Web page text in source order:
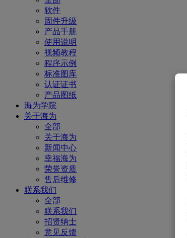
软件
固件升级
产品手册
使用说明
视频教程
程序示例
标准图库
认证证书
产品图纸
海为学院
关于海为
全部
关于海为
新闻中心
幸福海为
荣誉资质
售后维修
联系我们
全部
联系我们
招贤纳士
意见反馈